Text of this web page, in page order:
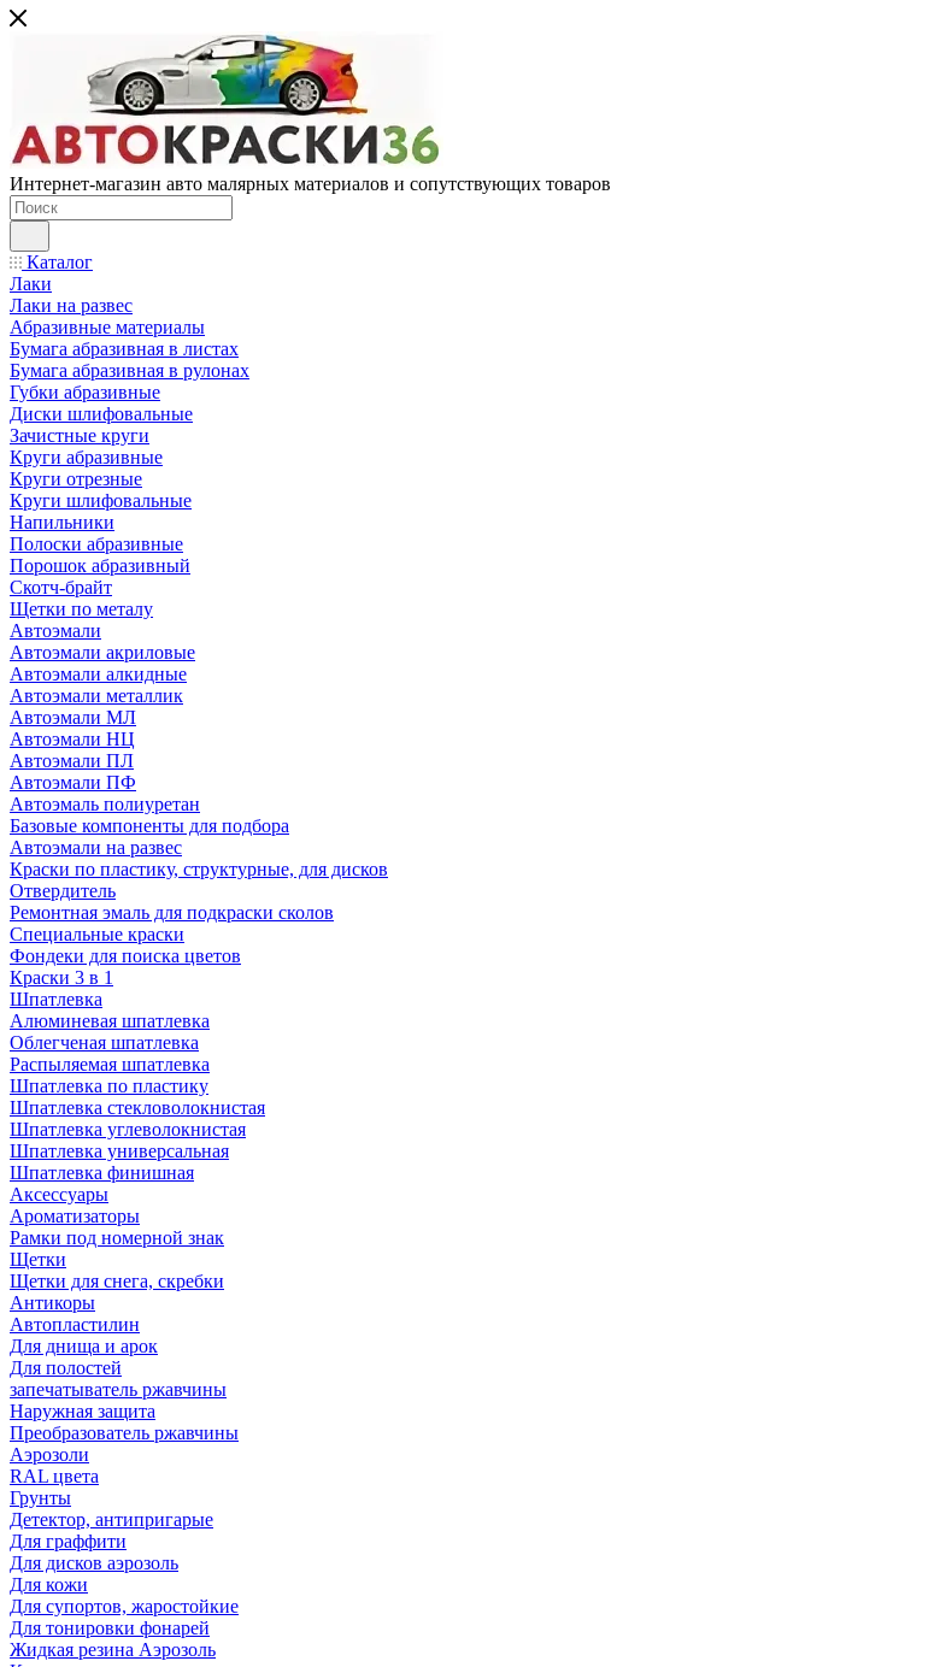
Интернет-магазин авто малярных материалов и сопутствующих товаров
Каталог
Лаки
Лаки на развес
Абразивные материалы
Бумага абразивная в листах
Бумага абразивная в рулонах
Губки абразивные
Диски шлифовальные
Зачистные круги
Круги абразивные
Круги отрезные
Круги шлифовальные
Напильники
Полоски абразивные
Порошок абразивный
Скотч-брайт
Щетки по металу
Автоэмали
Автоэмали акриловые
Автоэмали алкидные
Автоэмали металлик
Автоэмали МЛ
Автоэмали НЦ
Автоэмали ПЛ
Автоэмали ПФ
Автоэмаль полиуретан
Базовые компоненты для подбора
Автоэмали на развес
Краски по пластику, структурные, для дисков
Отвердитель
Ремонтная эмаль для подкраски сколов
Специальные краски
Фондеки для поиска цветов
Краски 3 в 1
Шпатлевка
Алюминевая шпатлевка
Облегченая шпатлевка
Распыляемая шпатлевка
Шпатлевка по пластику
Шпатлевка стекловолокнистая
Шпатлевка углеволокнистая
Шпатлевка универсальная
Шпатлевка финишная
Аксессуары
Ароматизаторы
Рамки под номерной знак
Щетки
Щетки для снега, скребки
Антикоры
Автопластилин
Для днища и арок
Для полостей
запечатыватель ржавчины
Наружная защита
Преобразователь ржавчины
Аэрозоли
RAL цвета
Грунты
Детектор, антипригарые
Для граффити
Для дисков аэрозоль
Для кожи
Для супортов, жаростойкие
Для тонировки фонарей
Жидкая резина Аэрозоль